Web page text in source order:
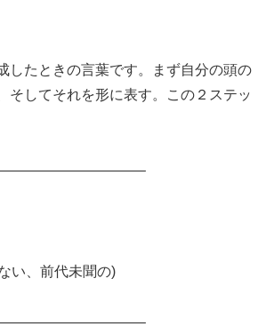
したときの言葉です。まず自分の頭の
そしてそれを形に表す。この２ステッ
い、前代未聞の)